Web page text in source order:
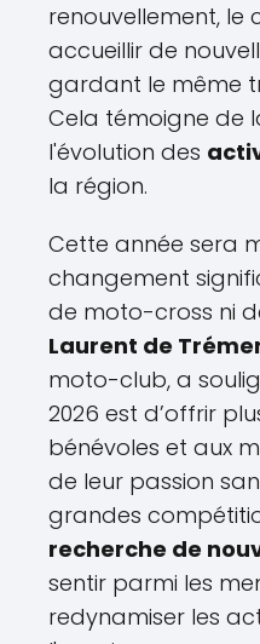
renouvellement, le
accueillir de
gardant le même
Cela témoigne de
l'évolution des
la région.
Cette année sera
changement
de moto-cross ni
Laurent de
moto-club, a
2026 est d’offrir
bénévoles et aux
de leur passion
grandes
recherche de
sentir parmi les
redynamiser les